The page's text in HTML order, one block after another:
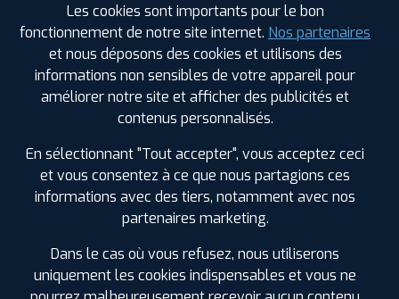
Votre commande
montée et équilibrée :
344.80€
FAIRE INSTALLER CE PNEU
Sous réserve de disponibilité en agence
SPÉCIFICATIONS AVIS CLIENTS ÉTIQUETAGE
Les cookies sont importants pour le bon
fonctionnement de notre site internet. Nos partenaires
et nous déposons des cookies et utilisons des
informations non sensibles de votre appareil pour
améliorer notre site et afficher des publicités et
contenus personnalisés.
En sélectionnant "Tout accepter", vous acceptez ceci
et vous consentez à ce que nous partagions ces
informations avec des tiers, notamment avec nos
partenaires marketing.
Dans le cas où vous refusez, nous utiliserons
uniquement les cookies indispensables et vous ne